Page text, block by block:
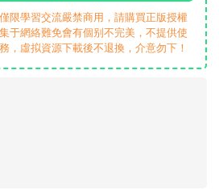
限學習交流嚴禁商用，請購買正版授權
于網絡難免會有個别不完美，不提供使
，虛拟資源下載後不退換，介意勿下！